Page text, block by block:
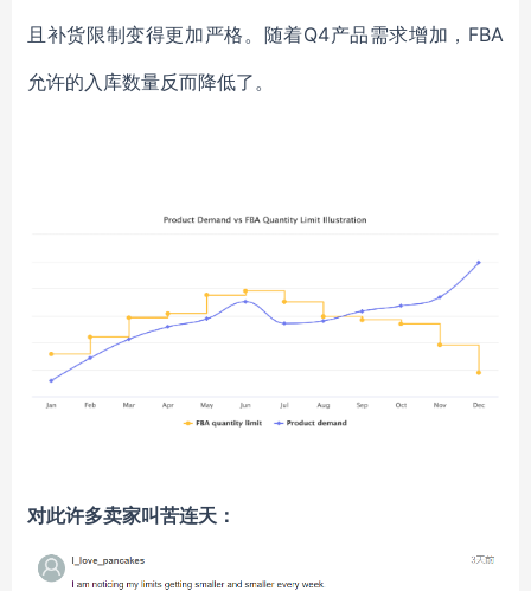
且补货限制变得更加严格。随着Q4产品需求增加，FBA
允许的入库数量反而降低了。
对此许多卖家叫苦连天：